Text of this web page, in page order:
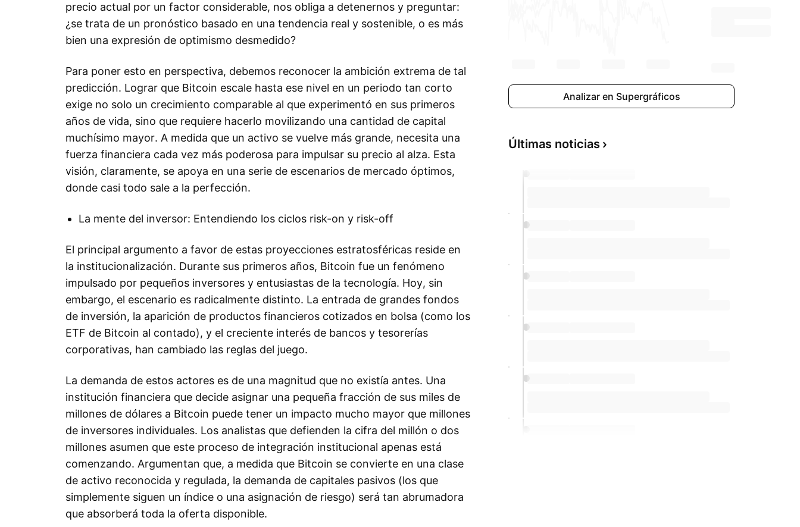
precio actual por un factor considerable, nos obliga a detenernos y preguntar:
¿se trata de un pronóstico basado en una tendencia real y sostenible, o es más
bien una expresión de optimismo desmedido?
Para poner esto en perspectiva, debemos reconocer la ambición extrema de tal
predicción. Lograr que Bitcoin escale hasta ese nivel en un periodo tan corto
exige no solo un crecimiento comparable al que experimentó en sus primeros
años de vida, sino que requiere hacerlo movilizando una cantidad de capital
muchísimo mayor. A medida que un activo se vuelve más grande, necesita una
fuerza financiera cada vez más poderosa para impulsar su precio al alza. Esta
visión, claramente, se apoya en una serie de escenarios de mercado óptimos,
donde casi todo sale a la perfección.
La mente del inversor: Entendiendo los ciclos risk-on y risk-off
El principal argumento a favor de estas proyecciones estratosféricas reside en
la institucionalización. Durante sus primeros años, Bitcoin fue un fenómeno
impulsado por pequeños inversores y entusiastas de la tecnología. Hoy, sin
embargo, el escenario es radicalmente distinto. La entrada de grandes fondos
de inversión, la aparición de productos financieros cotizados en bolsa (como los
ETF de Bitcoin al contado), y el creciente interés de bancos y tesorerías
corporativas, han cambiado las reglas del juego.
La demanda de estos actores es de una magnitud que no existía antes. Una
institución financiera que decide asignar una pequeña fracción de sus miles de
millones de dólares a Bitcoin puede tener un impacto mucho mayor que millones
de inversores individuales. Los analistas que defienden la cifra del millón o dos
millones asumen que este proceso de integración institucional apenas está
comenzando. Argumentan que, a medida que Bitcoin se convierte en una clase
de activo reconocida y regulada, la demanda de capitales pasivos (los que
simplemente siguen un índice o una asignación de riesgo) será tan abrumadora
que absorberá toda la oferta disponible.
Analizar en Supergráficos
Últimas noticias